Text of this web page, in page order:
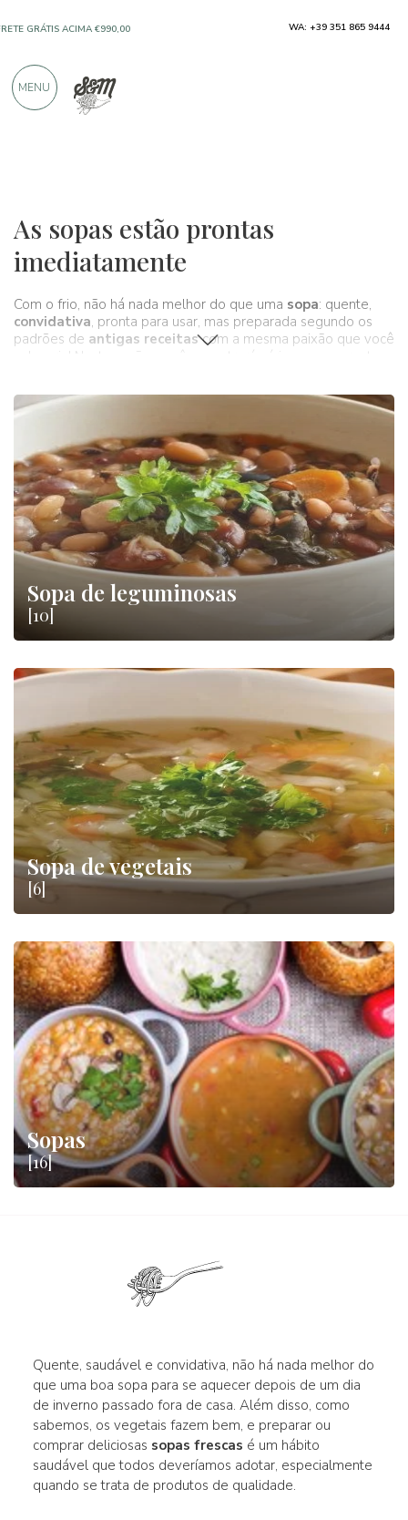
As sopas estão prontas
imediatamente
Com o frio, não há nada melhor do que uma sopa: quente,
convidativa, pronta para usar, mas preparada segundo os
padrões de antigas receitascom a mesma paixão que você
colocaria! Nesta seção, você encontrará várias sopas prontas
Mandolino selecionamos as melhores sopas frescas de
qualidade. Basta encontrar a sua favorita para desfrutar de um
Sopa de leguminosas
[10]
Sopa de vegetais
[6]
Sopas
[16]
Quente, saudável e convidativa, não há nada melhor do
que uma boa sopa para se aquecer depois de um dia
de inverno passado fora de casa. Além disso, como
sabemos, os vegetais fazem bem, e preparar ou
comprar deliciosas sopas frescas é um hábito
saudável que todos deveríamos adotar, especialmente
quando se trata de produtos de qualidade.
DE 900 AVALIAÇÕES POSITIVAS
WA: +39 351 865 9444
MENU